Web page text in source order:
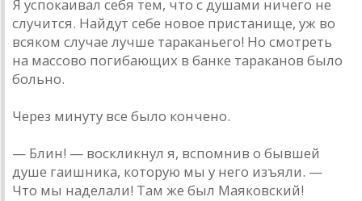
Я успокаивал себя тем, что с душами ничего не
случится. Найдут себе новое пристанище, уж во
всяком случае лучше тараканьего! Но смотреть
на массово погибающих в банке тараканов было
больно.
Через минуту все было кончено.
— Блин! — воскликнул я, вспомнив о бывшей
душе гаишника, которую мы у него изъяли. —
Что мы наделали! Там же был Маяковский!